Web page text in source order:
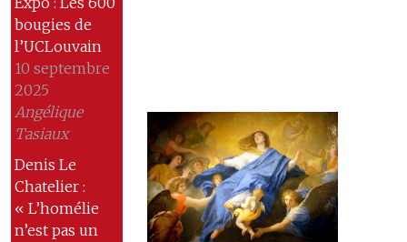
bougies de
l’UCLouvain
10 septembre
2025
Angélique
Tasiaux
Denis Le
Chatelier :
« L’homélie
n’est pas un